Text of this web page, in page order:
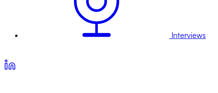
Interviews